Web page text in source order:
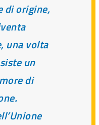
di origine,
una volta
un
di